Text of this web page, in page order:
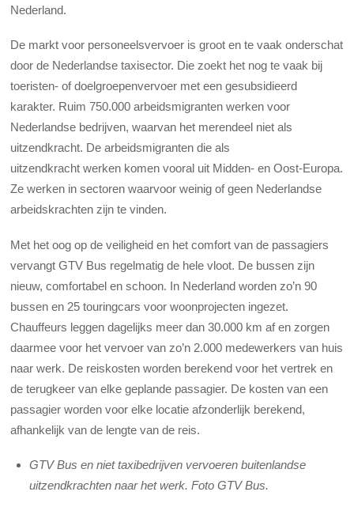
Nederland.
De markt voor personeelsvervoer is groot en te vaak onderschat
door de Nederlandse taxisector. Die zoekt het nog te vaak bij
toeristen- of doelgroepenvervoer met een gesubsidieerd
karakter. Ruim 750.000 arbeidsmigranten werken voor
Nederlandse bedrijven, waarvan het merendeel niet als
uitzendkracht. De arbeidsmigranten die als
uitzendkracht werken komen vooral uit Midden- en Oost-Europa.
Ze werken in sectoren waarvoor weinig of geen Nederlandse
arbeidskrachten zijn te vinden.
Met het oog op de veiligheid en het comfort van de passagiers
vervangt GTV Bus regelmatig de hele vloot. De bussen zijn
nieuw, comfortabel en schoon. In Nederland worden zo’n 90
bussen en 25 touringcars voor woonprojecten ingezet.
Chauffeurs leggen dagelijks meer dan 30.000 km af en zorgen
daarmee voor het vervoer van zo’n 2.000 medewerkers van huis
naar werk. De reiskosten worden berekend voor het vertrek en
de terugkeer van elke geplande passagier. De kosten van een
passagier worden voor elke locatie afzonderlijk berekend,
afhankelijk van de lengte van de reis.
GTV Bus en niet taxibedrijven vervoeren buitenlandse
uitzendkrachten naar het werk. Foto GTV Bus.